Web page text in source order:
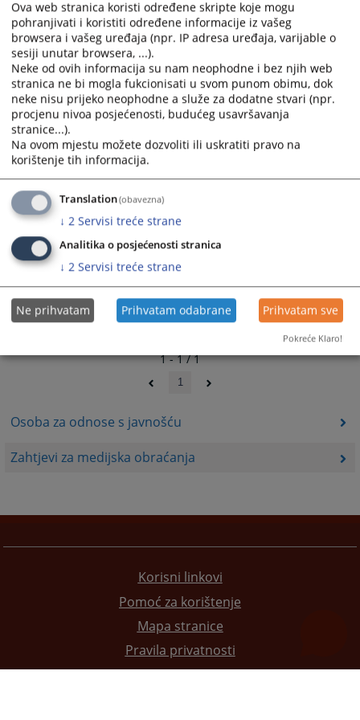
Osoba za odnose s javnošću
Zahtjevi za medijska obraćanja
and
select
a
date.
Press
the
question
mark
key
get
the
keyboard
shortcuts
for
dates.
and
select
a
date.
Press
the
question
mark
key
the
keyboard
shortcuts
for
dates.
1 - 1 / 1
1
Korisni linkovi
Pomoć za korištenje
Mapa stranice
Pravila privatnosti
Ova web stranica koristi određene skripte koje mogu
pohranjivati i koristiti određene informacije iz vašeg
browsera i vašeg uređaja (npr. IP adresa uređaja, varijable o
sesiji unutar browsera, ...).
Neke od ovih informacija su nam neophodne i bez njih web
stranica ne bi mogla fukcionisati u svom punom obimu, dok
neke nisu prijeko neophodne a služe za dodatne stvari (npr.
procjenu nivoa posjećenosti, budućeg usavršavanja
stranice...).
Na ovom mjestu možete dozvoliti ili uskratiti pravo na
korištenje tih informacija.
Translation(obavezna)
↓ 2 Servisi treće strane
Analitika o posjećenosti stranica
↓ 2 Servisi treće strane
Ne prihvatam Prihvatam odabrane Prihvatam sve
Pokreće Klaro!